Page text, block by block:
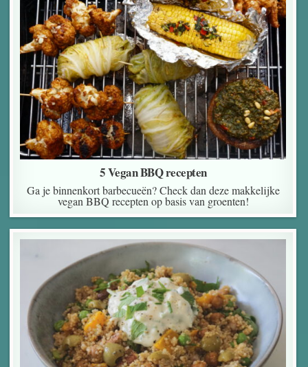
5 Vegan BBQ recepten
Ga je binnenkort barbecueën? Check dan deze makkelijke
vegan BBQ recepten op basis van groenten!